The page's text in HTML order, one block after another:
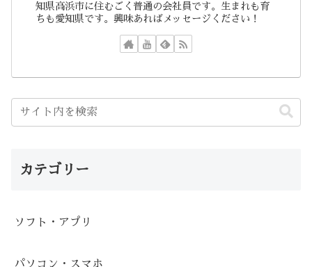
知県高浜市に住むごく普通の会社員です。生まれも育
ちも愛知県です。興味あればメッセージください！
カテゴリー
ソフト・アプリ
パソコン・スマホ